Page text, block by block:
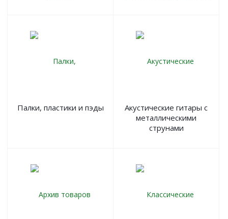
Палки, пластики и пэды
Акустические гитары с
металлическими
струнами